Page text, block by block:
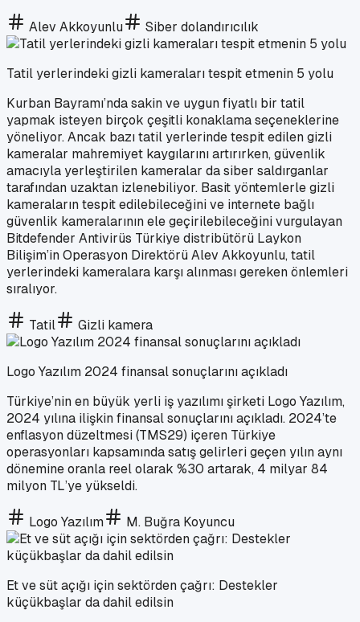
Alev Akkoyunlu Siber dolandırıcılık
Tatil yerlerindeki gizli kameraları tespit etmenin 5 yolu
Kurban Bayramı’nda sakin ve uygun fiyatlı bir tatil
yapmak isteyen birçok çeşitli konaklama seçeneklerine
yöneliyor. Ancak bazı tatil yerlerinde tespit edilen gizli
kameralar mahremiyet kaygılarını artırırken, güvenlik
amacıyla yerleştirilen kameralar da siber saldırganlar
tarafından uzaktan izlenebiliyor. Basit yöntemlerle gizli
kameraların tespit edilebileceğini ve internete bağlı
güvenlik kameralarının ele geçirilebileceğini vurgulayan
Bitdefender Antivirüs Türkiye distribütörü Laykon
Bilişim’in Operasyon Direktörü Alev Akkoyunlu, tatil
yerlerindeki kameralara karşı alınması gereken önlemleri
sıralıyor.
Tatil Gizli kamera
Logo Yazılım 2024 finansal sonuçlarını açıkladı
Türkiye’nin en büyük yerli iş yazılımı şirketi Logo Yazılım,
2024 yılına ilişkin finansal sonuçlarını açıkladı. 2024’te
enflasyon düzeltmesi (TMS29) içeren Türkiye
operasyonları kapsamında satış gelirleri geçen yılın aynı
dönemine oranla reel olarak %30 artarak, 4 milyar 84
milyon TL’ye yükseldi.
Logo Yazılım M. Buğra Koyuncu
Et ve süt açığı için sektörden çağrı: Destekler
küçükbaşlar da dahil edilsin